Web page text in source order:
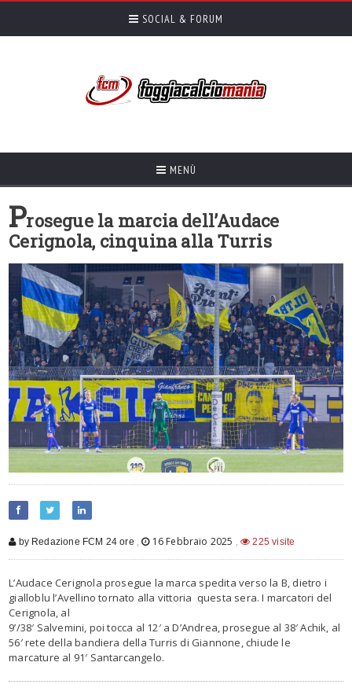
SOCIAL & FORUM
MENÙ
Prosegue la marcia dell’Audace
Cerignola, cinquina alla Turris
by Redazione FCM 24 ore , 16 Febbraio 2025 , 225 visite
L’Audace Cerignola prosegue la marca spedita verso la B, dietro i
gialloblu l’Avellino tornato alla vittoria questa sera. I marcatori del
Cerignola, al
9’/38′ Salvemini, poi tocca al 12′ a D’Andrea, prosegue al 38′ Achik, al
56′ rete della bandiera della Turris di Giannone, chiude le
marcature al 91′ Santarcangelo.